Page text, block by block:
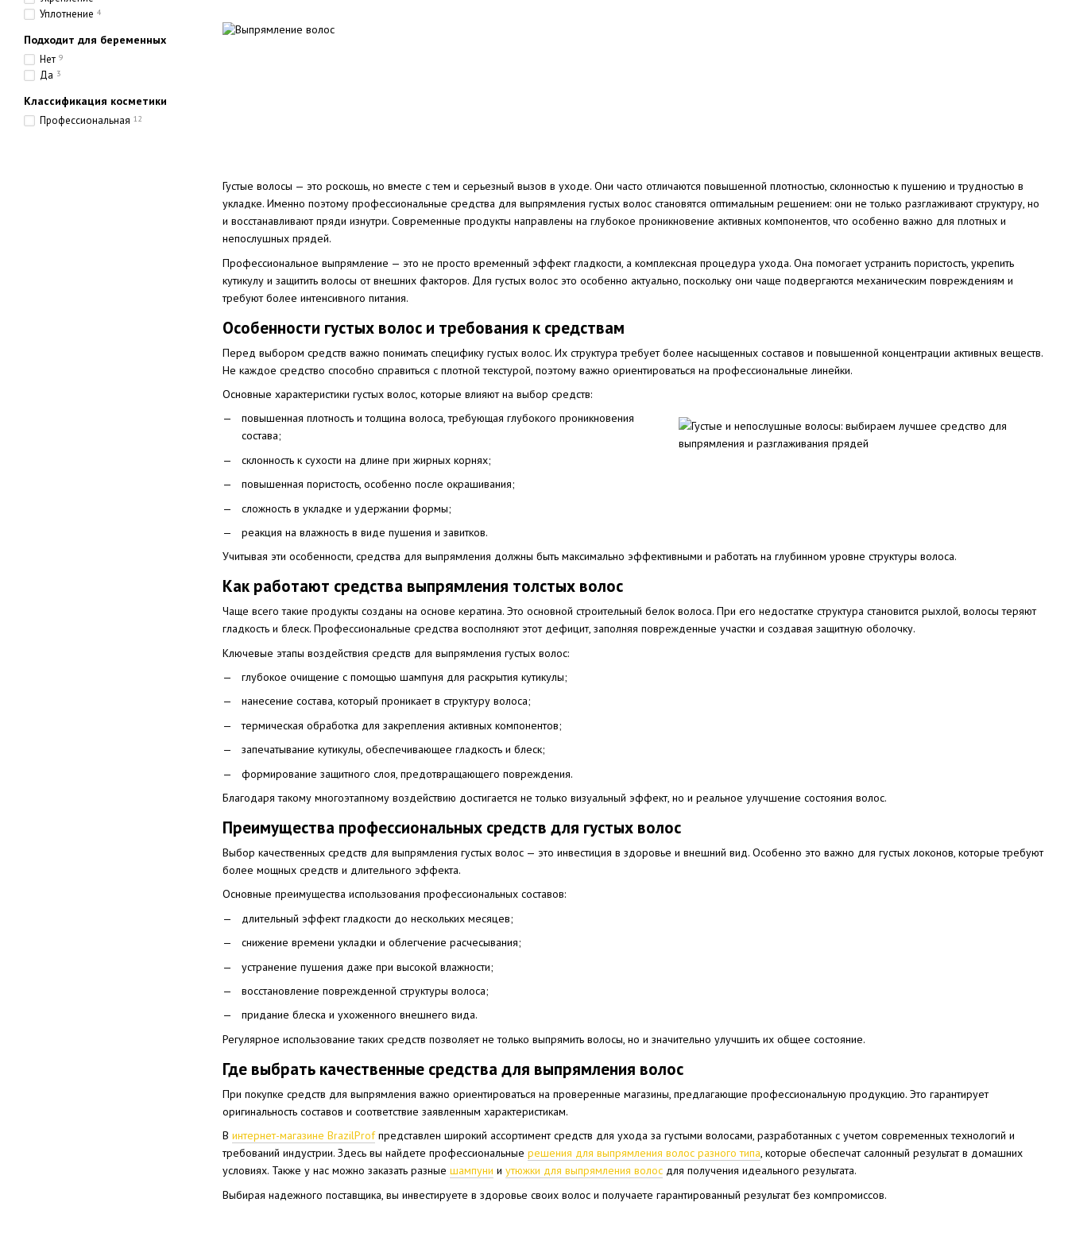
Густые волосы — это роскошь, но вместе с тем и серьезный вызов в уходе. Они часто отличаются повышенной плотностью, склонностью к пушению и трудностью в
укладке. Именно поэтому профессиональные средства для выпрямления густых волос становятся оптимальным решением: они не только разглаживают структуру, но
и восстанавливают пряди изнутри. Современные продукты направлены на глубокое проникновение активных компонентов, что особенно важно для плотных и
непослушных прядей.
Профессиональное выпрямление — это не просто временный эффект гладкости, а комплексная процедура ухода. Она помогает устранить пористость, укрепить
кутикулу и защитить волосы от внешних факторов. Для густых волос это особенно актуально, поскольку они чаще подвергаются механическим повреждениям и
требуют более интенсивного питания.
Особенности густых волос и требования к средствам
Перед выбором средств важно понимать специфику густых волос. Их структура требует более насыщенных составов и повышенной концентрации активных веществ.
Не каждое средство способно справиться с плотной текстурой, поэтому важно ориентироваться на профессиональные линейки.
Основные характеристики густых волос, которые влияют на выбор средств:
повышенная плотность и толщина волоса, требующая глубокого проникновения
состава;
склонность к сухости на длине при жирных корнях;
повышенная пористость, особенно после окрашивания;
сложность в укладке и удержании формы;
реакция на влажность в виде пушения и завитков.
Учитывая эти особенности, средства для выпрямления должны быть максимально эффективными и работать на глубинном уровне структуры волоса.
Как работают средства выпрямления толстых волос
Чаще всего такие продукты созданы на основе кератина. Это основной строительный белок волоса. При его недостатке структура становится рыхлой, волосы теряют
гладкость и блеск. Профессиональные средства восполняют этот дефицит, заполняя поврежденные участки и создавая защитную оболочку.
Ключевые этапы воздействия средств для выпрямления густых волос:
глубокое очищение с помощью шампуня для раскрытия кутикулы;
нанесение состава, который проникает в структуру волоса;
термическая обработка для закрепления активных компонентов;
запечатывание кутикулы, обеспечивающее гладкость и блеск;
формирование защитного слоя, предотвращающего повреждения.
Благодаря такому многоэтапному воздействию достигается не только визуальный эффект, но и реальное улучшение состояния волос.
Преимущества профессиональных средств для густых волос
Выбор качественных средств для выпрямления густых волос — это инвестиция в здоровье и внешний вид. Особенно это важно для густых локонов, которые требуют
более мощных средств и длительного эффекта.
Основные преимущества использования профессиональных составов:
длительный эффект гладкости до нескольких месяцев;
снижение времени укладки и облегчение расчесывания;
устранение пушения даже при высокой влажности;
восстановление поврежденной структуры волоса;
придание блеска и ухоженного внешнего вида.
Регулярное использование таких средств позволяет не только выпрямить волосы, но и значительно улучшить их общее состояние.
Где выбрать качественные средства для выпрямления волос
При покупке средств для выпрямления важно ориентироваться на проверенные магазины, предлагающие профессиональную продукцию. Это гарантирует
оригинальность составов и соответствие заявленным характеристикам.
В интернет-магазине BrazilProfпредставлен широкий ассортимент средств для ухода за густыми волосами, разработанных с учетом современных технологий и
требований индустрии. Здесь вы найдете профессиональные решения для выпрямления волос разного типа, которые обеспечат салонный результат в домашних
условиях. Также у нас можно заказать разные шампуни и утюжки для выпрямления волос для получения идеального результата.
Выбирая надежного поставщика, вы инвестируете в здоровье своих волос и получаете гарантированный результат без компромиссов.
Уплотнение 4
Подходит для беременных
Нет 9
Да 3
Классификация косметики
Профессиональная 12